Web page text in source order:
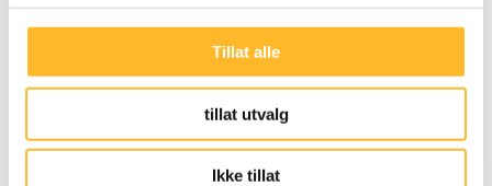
Tillat alle
tillat utvalg
Ikke tillat
JUBILEUMSKONFERANSEN 2019 12. JUN 2019
Presentasjoner av Exit Age
Fire forskere fra NOVA og AFI ved Oslo Met
presenterte pågående forskning om de eldste